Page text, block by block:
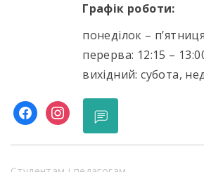
Графік роботи:
понеділок –
перерва: 12:15 –
вихідний: субота,
facebookinstagram